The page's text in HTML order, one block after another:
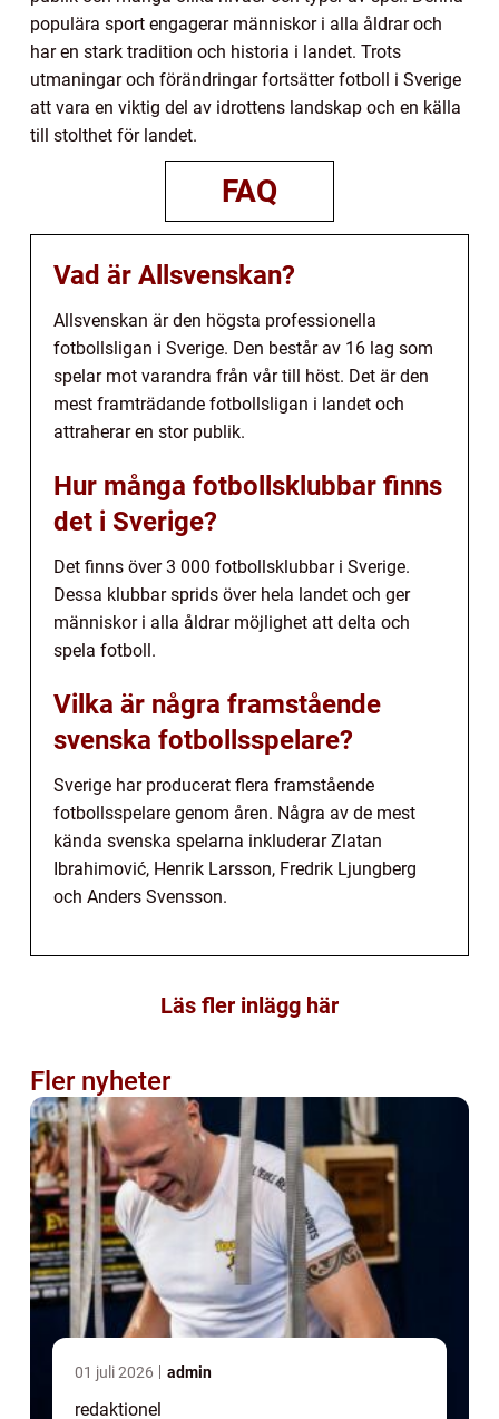
populära sport engagerar människor i alla åldrar och
har en stark tradition och historia i landet. Trots
utmaningar och förändringar fortsätter fotboll i Sverige
att vara en viktig del av idrottens landskap och en källa
till stolthet för landet.
FAQ
Vad är Allsvenskan?
Allsvenskan är den högsta professionella
fotbollsligan i Sverige. Den består av 16 lag som
spelar mot varandra från vår till höst. Det är den
mest framträdande fotbollsligan i landet och
attraherar en stor publik.
Hur många fotbollsklubbar finns
det i Sverige?
Det finns över 3 000 fotbollsklubbar i Sverige.
Dessa klubbar sprids över hela landet och ger
människor i alla åldrar möjlighet att delta och
spela fotboll.
Vilka är några framstående
svenska fotbollsspelare?
Sverige har producerat flera framstående
fotbollsspelare genom åren. Några av de mest
kända svenska spelarna inkluderar Zlatan
Ibrahimović, Henrik Larsson, Fredrik Ljungberg
och Anders Svensson.
Läs fler inlägg här
Fler nyheter
01 juli 2026 admin
redaktionel